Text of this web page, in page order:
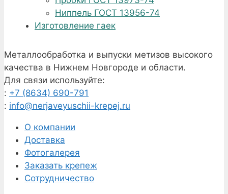
Ниппель ГОСТ 13956-74
Изготовление гаек
Металлообработка и выпуски метизов высокого
качества в Нижнем Новгороде и области.
Для связи используйте:
: +7 (8634) 690-791
: info@nerjaveyuschii-krepej.ru
О компании
Доставка
Фотогалерея
Заказать крепеж
Сотрудничество